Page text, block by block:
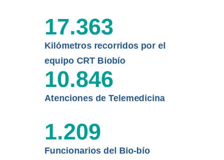
Leer más
Kilómetros recorridos por el
equipo CRT Biobío
17.363
Atenciones de Telemedicina
10.846
Funcionarios del Bio-bío
1.209